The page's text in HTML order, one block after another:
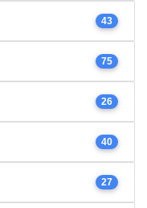
43
75
26
40
27